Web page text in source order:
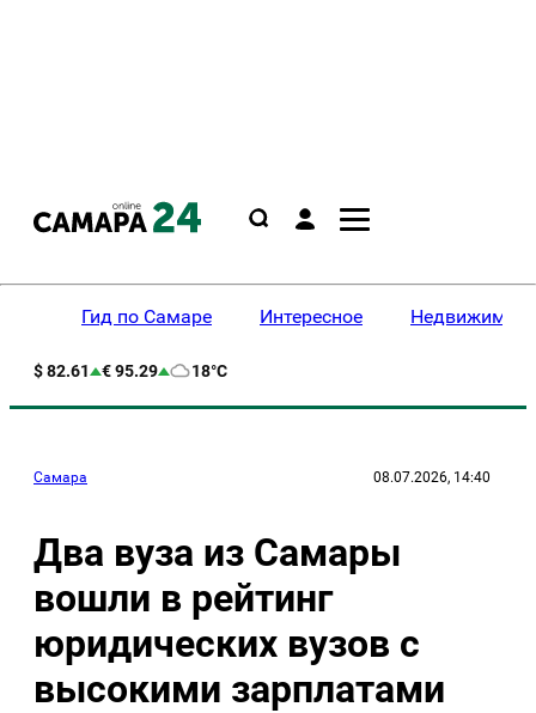
Гид по Самаре Интересное
$ 82.61 € 95.29 18°C
Самара 08.07.2026, 14:40
Два вуза из Самары
вошли в рейтинг
юридических вузов с
высокими зарплатами